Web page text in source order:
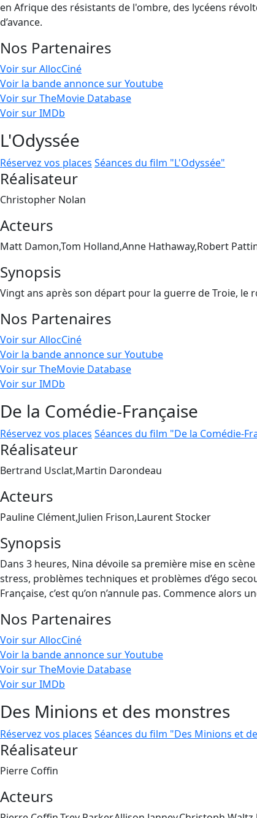
en Afrique des résistants de l'ombre, des lycéens
d’avance.
Nos Partenaires
Voir sur AllocCiné
Voir la bande annonce sur Youtube
Voir sur TheMovie Database
Voir sur IMDb
L'Odyssée
Réservez vos places Séances du film "L'Odyssée"
Réalisateur
Christopher Nolan
Acteurs
Matt Damon,Tom Holland,Anne Hathaway,Robert
Synopsis
Vingt ans après son départ pour la guerre de Troie, le
Nos Partenaires
Voir sur AllocCiné
Voir la bande annonce sur Youtube
Voir sur TheMovie Database
Voir sur IMDb
De la Comédie-Française
Réservez vos places Séances du film "De la Comédie-
Réalisateur
Bertrand Usclat,Martin Darondeau
Acteurs
Pauline Clément,Julien Frison,Laurent Stocker
Synopsis
Dans 3 heures, Nina dévoile sa première mise en
stress, problèmes techniques et problèmes d’égo
Française, c’est qu’on n’annule pas. Commence
Nos Partenaires
Voir sur AllocCiné
Voir la bande annonce sur Youtube
Voir sur TheMovie Database
Voir sur IMDb
Des Minions et des monstres
Réservez vos places Séances du film "Des Minions et
Réalisateur
Pierre Coffin
Acteurs